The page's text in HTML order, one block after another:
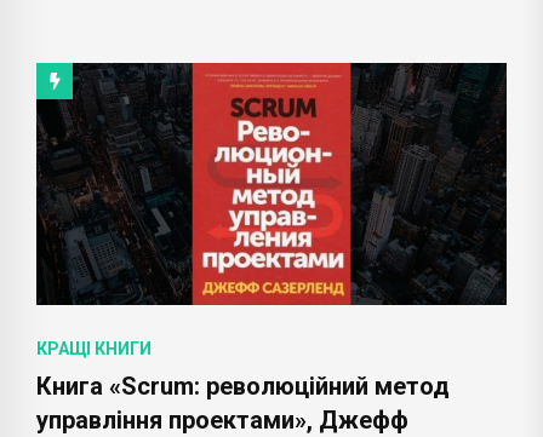
КРАЩІ КНИГИ
Книга «Scrum: революційний метод
управління проектами», Джефф